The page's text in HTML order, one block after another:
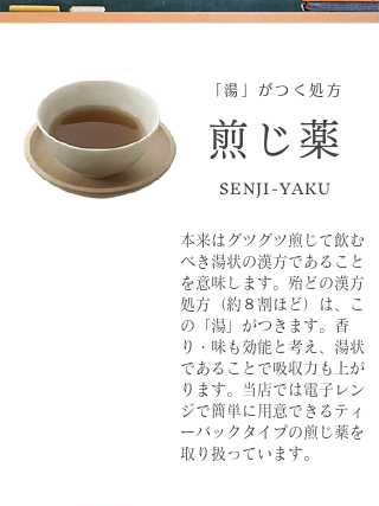
「湯」がつく処方
煎じ薬
SENJI-YAKU
本来はグツグツ煎じて飲む
べき湯状の漢方であること
を意味します。殆どの漢方
処方（約８割ほど）は、こ
の「湯」がつきます。香
り・味も効能と考え、湯状
であることで吸収力も上が
ります。当店では電子レン
ジで簡単に用意できるティ
ーバックタイプの煎じ薬を
取り扱っています。